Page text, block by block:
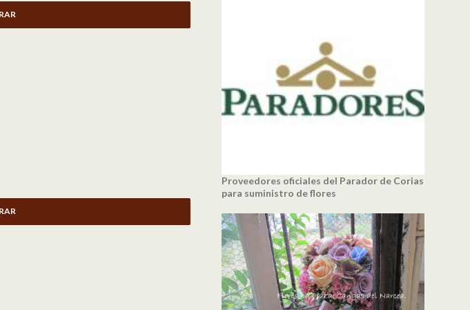
Proveedores oficiales del Parador de Corias
para suministro de flores